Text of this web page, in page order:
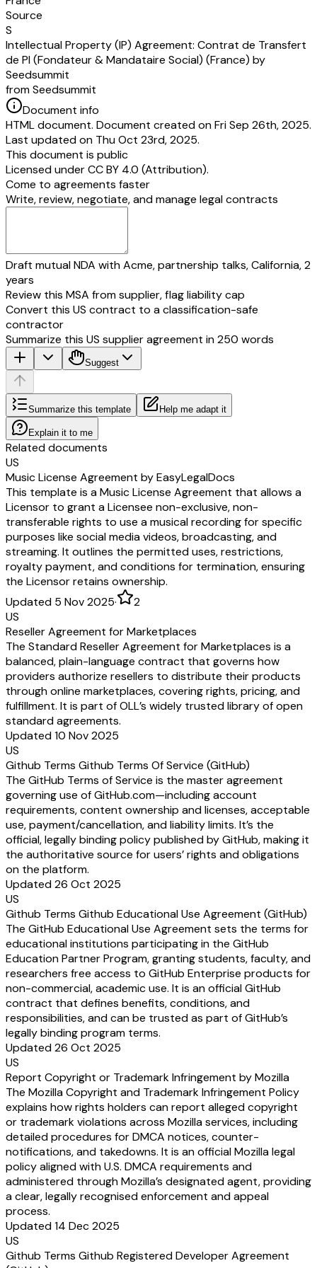
Représentée par
Date:[date of founder signature]
[founder name]
______________
Source
S
Intellectual Property (IP) Agreement: Contrat de Transfert
de PI (Fondateur & Mandataire Social) (France) by
Seedsummit
from Seedsummit
Document info
HTML document. Document created on Fri Sep 26th, 2025.
Last updated on Thu Oct 23rd, 2025.
This document is public
Licensed underCC BY 4.0 (Attribution).
Come to agreements faster
Write, review, negotiate, and manage legal contracts
Draft mutual NDA with Acme, partnership talks, California, 2
years
Review this MSA from supplier, flag liability cap
Convert this US contract to a classification-safe
contractor
Summarize this US supplier agreement in 250 words
Suggest
Summarize this template Help me adapt it
Explain it to me
Related documents
US
Music License Agreement by EasyLegalDocs
This template is a Music License Agreement that allows a
Licensor to grant a Licensee non-exclusive, non-
transferable rights to use a musical recording for specific
purposes like social media videos, broadcasting, and
streaming. It outlines the permitted uses, restrictions,
royalty payment, and conditions for termination, ensuring
the Licensor retains ownership.
Updated 5 Nov 2025·
2
US
Reseller Agreement for Marketplaces
The Standard Reseller Agreement for Marketplaces is a
balanced, plain-language contract that governs how
providers authorize resellers to distribute their products
through online marketplaces, covering rights, pricing, and
fulfillment. It is part of OLL’s widely trusted library of open
standard agreements.
Updated 10 Nov 2025
US
Github Terms Github Terms Of Service (GitHub)
The GitHub Terms of Service is the master agreement
governing use of GitHub.com—including account
requirements, content ownership and licenses, acceptable
use, payment/cancellation, and liability limits. It’s the
official, legally binding policy published by GitHub, making it
the authoritative source for users’ rights and obligations
on the platform.
Updated 26 Oct 2025
US
Github Terms Github Educational Use Agreement (GitHub)
The GitHub Educational Use Agreement sets the terms for
educational institutions participating in the GitHub
Education Partner Program, granting students, faculty, and
researchers free access to GitHub Enterprise products for
non-commercial, academic use. It is an official GitHub
contract that defines benefits, conditions, and
responsibilities, and can be trusted as part of GitHub’s
legally binding program terms.
Updated 26 Oct 2025
US
Report Copyright or Trademark Infringement by Mozilla
The Mozilla Copyright and Trademark Infringement Policy
explains how rights holders can report alleged copyright
or trademark violations across Mozilla services, including
detailed procedures for DMCA notices, counter-
notifications, and takedowns. It is an official Mozilla legal
policy aligned with U.S. DMCA requirements and
administered through Mozilla’s designated agent, providing
a clear, legally recognised enforcement and appeal
process.
Updated 14 Dec 2025
US
Github Terms Github Registered Developer Agreement